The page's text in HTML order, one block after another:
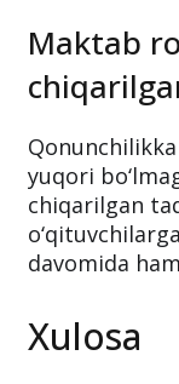
Maktab
yuqori
chiqarilgan
davomida
Xulosa